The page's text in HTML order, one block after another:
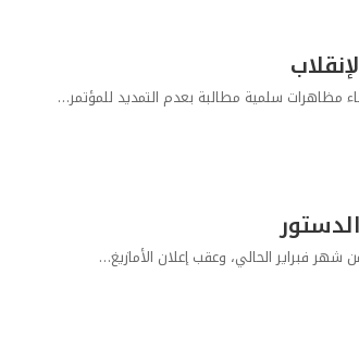
مظاهرات سلمية مطالبة بعدم التمديد للمؤتمر…
فبراير الحالي، وعقب إعلان الأمازيغ…